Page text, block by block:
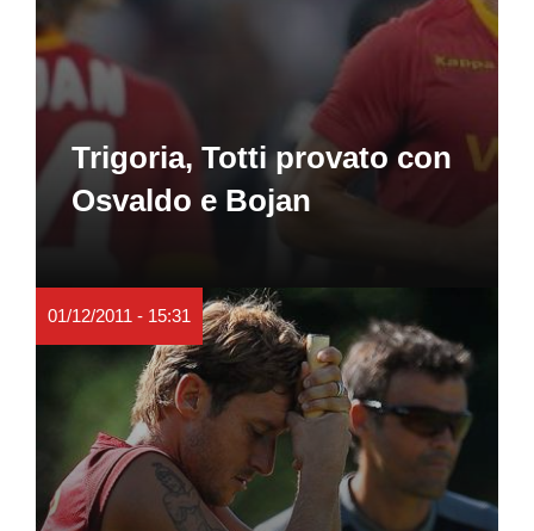
Trigoria, Totti provato con
Osvaldo e Bojan
01/12/2011 - 15:31